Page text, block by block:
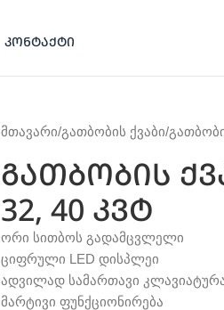
ᲙᲝᲜᲢᲐᲥᲢᲘ
მთავარი გათბობის ქვაბი
გათბობის
32, 40 კვტ
ორი სითბოს გადამცვლელი
ციფრული LED დისპლეი
ადვილად სამართავი
მარტივი ფუნქციონირება